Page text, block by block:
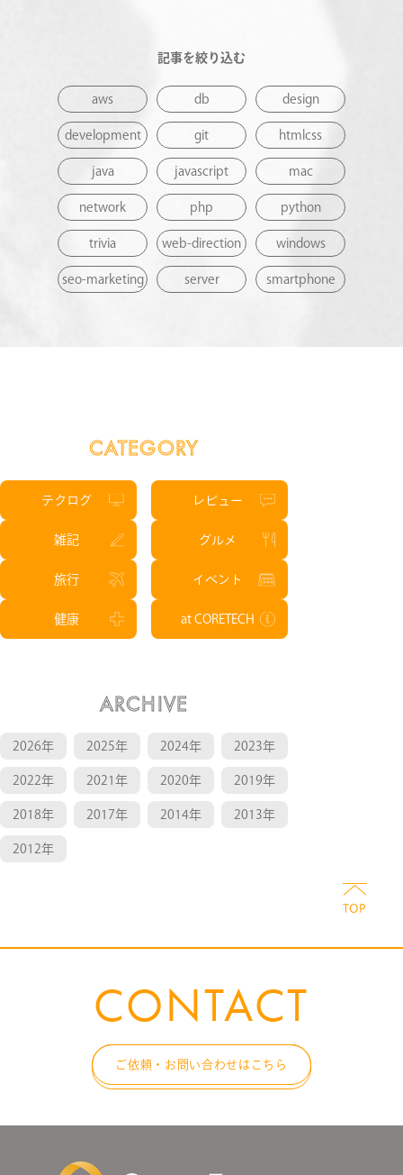
記事を絞り込む
aws db design
development git htmlcss
java javascript mac
network php python
trivia web-direction windows
seo-marketing server smartphone
CATEGORY
テクログ レビュー
雑記 グルメ
旅行 イベント
健康 at CORETECH
ARCHIVE
2026年 2025年 2024年 2023年
2022年 2021年 2020年 2019年
2018年 2017年 2014年 2013年
2012年
CONTACT
ご依頼・お問い合わせはこちら